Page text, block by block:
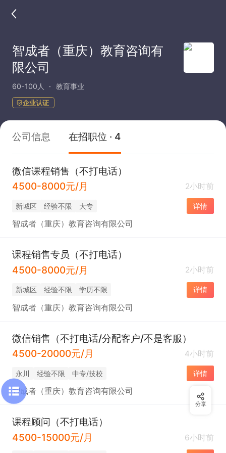
智成者（重庆）教育咨询有
限公司
60-100人 教育事业
企业认证
公司信息 在招职位 · 4
微信课程销售（不打电话）
4500-8000元/月
2小时前
新城区 经验不限 大专 详情
智成者（重庆）教育咨询有限公司
课程销售专员（不打电话）
4500-8000元/月
2小时前
新城区 经验不限 学历不限 详情
智成者（重庆）教育咨询有限公司
微信销售（不打电话/分配客户/不是客服）
4500-20000元/月
4小时前
永川 经验不限 中专/技校 详情
智成者（重庆）教育咨询有限公司
课程顾问（不打电话）
4500-15000元/月
6小时前
分享